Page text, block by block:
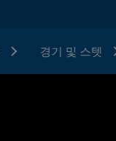
경기 및 스텟